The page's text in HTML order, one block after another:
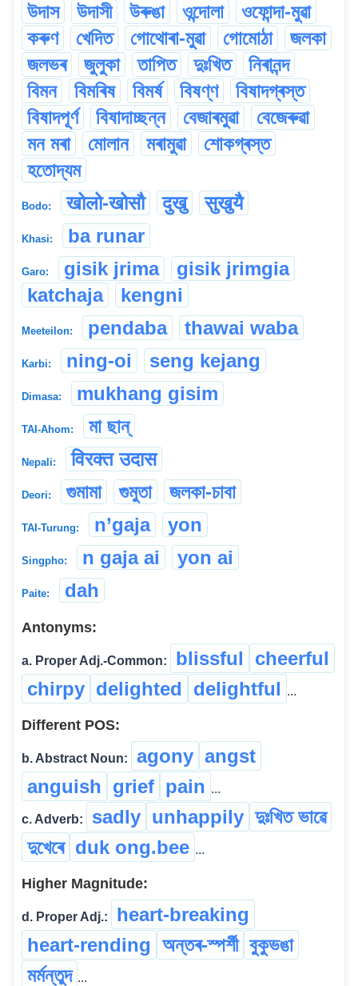
উদাস
উদাসী উৰুঙা ওন্দোলা
ওফোন্দা-মুৱা
কৰুণ
খেদিত গোথোৰা-মুৱা গোমোঠা
জলকা
জলভৰ
জুলুকা তাপিত দুঃখিত
নিৰানন্দ
বিমন
বিমৰিষ বিমৰ্ষ বিষণ্ণ
বিষাদগ্ৰস্ত
বিষাদপূৰ্ণ
বিষাদাচ্ছন্ন বেজাৰমুৱা
বেজেৰুৱা
মন মৰা
মোলান মৰামুৱা
শোকগ্ৰস্ত
হতোদ্যম
Bodo: खोलो-खोसौ दुखु सुखुयै
Khasi: ba runar
Garo: gisik jrima
gisik jrimgia
katchaja
kengni
Meeteilon: pendaba thawai waba
Karbi: ning-oi seng kejang
Dimasa: mukhang gisim
TAI-Ahom: মা ছান্
Nepali: विरक्त उदास
Deori: গুমামা গুমুতা জলকা-চাবা
TAI-Turung: n’gaja yon
Singpho: n gaja ai yon ai
Paite: dah
Antonyms:
a. Proper Adj.-Common: blissful
cheerful
chirpy delighted delightful ...
Different POS:
b. Abstract Noun: agony angst
anguish grief pain ...
c. Adverb: sadly unhappily দুঃখিত ভাৱে
দুখেৰে duk ong.bee ...
Higher Magnitude:
d. Proper Adj.:
heart-breaking
heart-rending অন্তৰ-স্পৰ্শী বুকুভঙা
মৰ্মন্তুদ ...